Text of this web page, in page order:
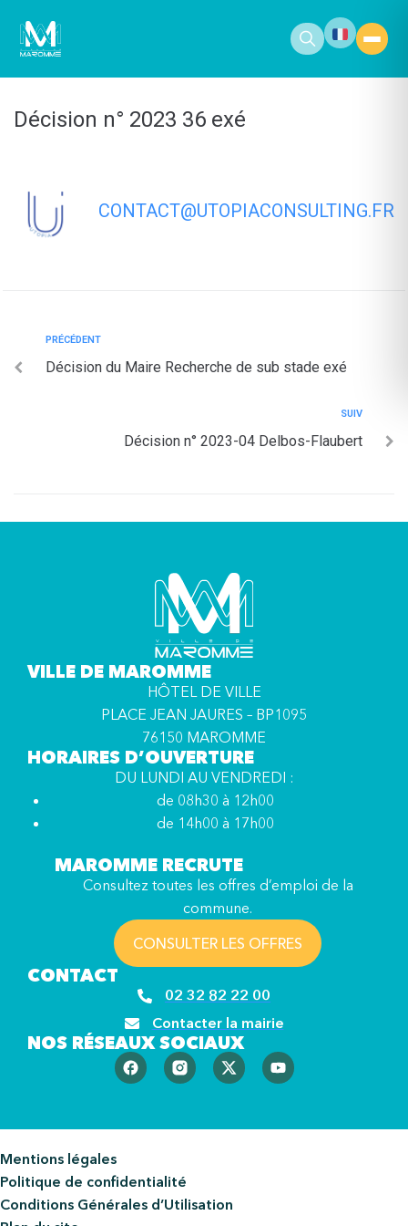
principal
Décision n° 2023 36 exé
CONTACT@UTOPIACONSULTING.FR
PRÉCÉDENT
Décision du Maire Recherche de sub stade exé
SUIV
Décision n° 2023-04 Delbos-Flaubert
VILLE DE MAROMME
HÔTEL DE VILLE
PLACE JEAN JAURES – BP1095
76150 MAROMME
HORAIRES D’OUVERTURE
DU LUNDI AU VENDREDI :
de 08h30 à 12h00
de 14h00 à 17h00
MAROMME RECRUTE
Consultez toutes les offres d’emploi de la
commune.
CONSULTER LES OFFRES
CONTACT
02 32 82 22 00
Contacter la mairie
NOS RÉSEAUX SOCIAUX
Mentions légales
Politique de confidentialité
Conditions Générales d’Utilisation